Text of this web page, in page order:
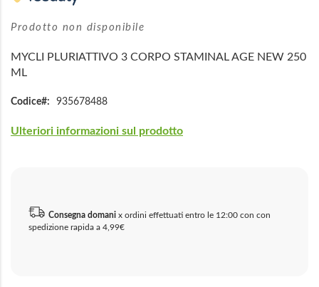
Prodotto non disponibile
MYCLI PLURIATTIVO 3 CORPO STAMINAL AGE NEW 250
ML
Codice 935678488
Ulteriori informazioni sul prodotto
Consegna domani x ordini effettuati entro le 12:00 con con
spedizione rapida a 4,99€